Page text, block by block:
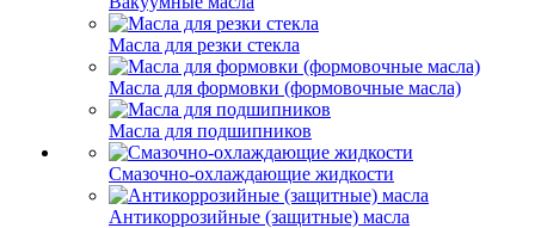
Масла для резки стекла
Масла для формовки (формовочные масла)
Масла для подшипников
Смазочно-охлаждающие жидкости
Антикоррозийные (защитные) масла